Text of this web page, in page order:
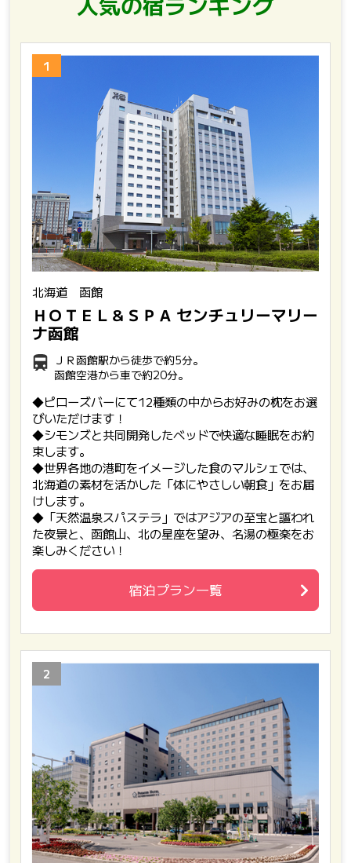
1
北海道 函館
ＨＯＴＥＬ＆ＳＰＡ センチュリーマリー
ナ函館
ＪＲ函館駅から徒歩で約5分。
函館空港から車で約20分。
◆ピローズバーにて12種類の中からお好みの枕をお選
びいただけます！
◆シモンズと共同開発したベッドで快適な睡眠をお約
束します。
◆世界各地の港町をイメージした食のマルシェでは、
北海道の素材を活かした「体にやさしい朝食」をお届
けします。
◆「天然温泉スパステラ」ではアジアの至宝と謳われ
た夜景と、函館山、北の星座を望み、名湯の極楽をお
楽しみください！
宿泊プラン一覧
2